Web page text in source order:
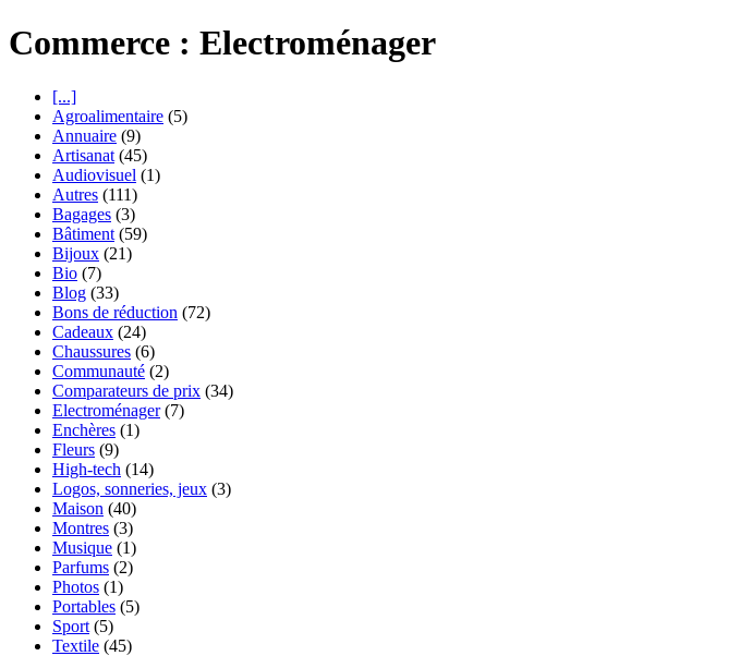
Commerce : Electroménager
[...]
Agroalimentaire (5)
Annuaire (9)
Artisanat (45)
Audiovisuel (1)
Autres (111)
Bagages (3)
Bâtiment (59)
Bijoux (21)
Bio (7)
Blog (33)
Bons de réduction (72)
Cadeaux (24)
Chaussures (6)
Communauté (2)
Comparateurs de prix (34)
Electroménager(7)
Enchères (1)
Fleurs (9)
High-tech (14)
Logos, sonneries, jeux (3)
Maison (40)
Montres (3)
Musique (1)
Parfums (2)
Photos (1)
Portables (5)
Sport (5)
Textile (45)